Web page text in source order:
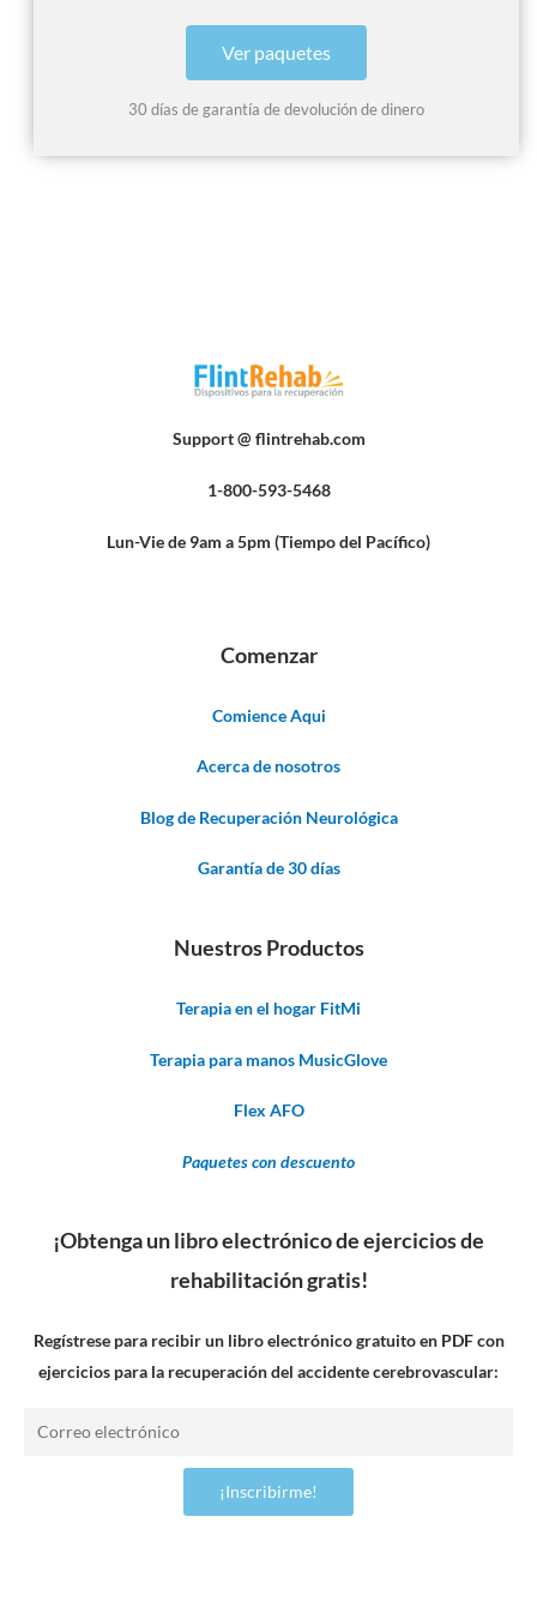
Ver paquetes
30 días de garantía de devolución de dinero
Support @ flintrehab.com
1-800-593-5468
Lun-Vie de 9am a 5pm (Tiempo del Pacífico)
Comenzar
Comience Aqui
Acerca de nosotros
Blog de Recuperación Neurológica
Garantía de 30 días
Nuestros Productos
Terapia en el hogar FitMi
Terapia para manos MusicGlove
Flex AFO
Paquetes con descuento
¡Obtenga un libro electrónico de ejercicios de
rehabilitación gratis!
Regístrese para recibir un libro electrónico gratuito en PDF con
ejercicios para la recuperación del accidente cerebrovascular:
Correo
¡Inscribirme!